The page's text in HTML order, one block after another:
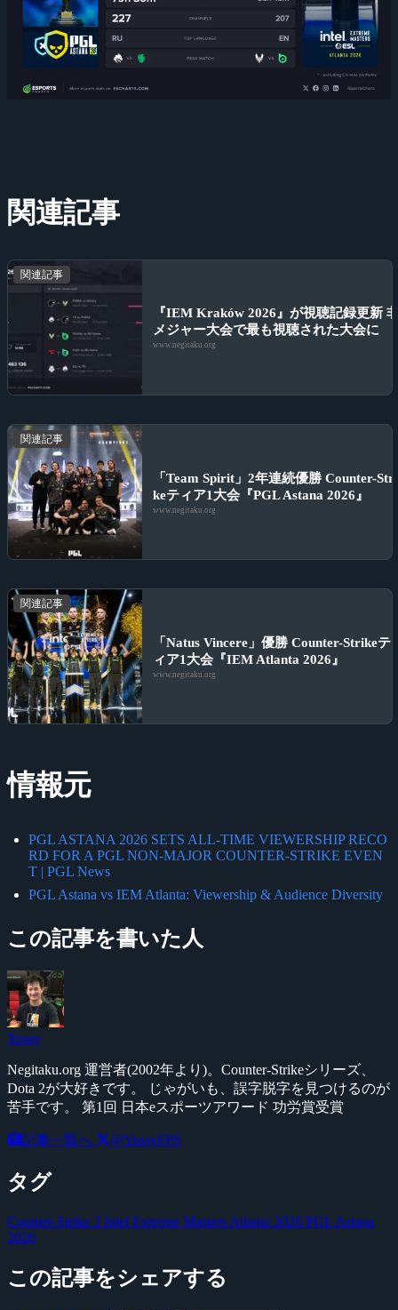
関連記事
関連記事
『IEM Kraków 2026』が視聴記録更新
メジャー大会で最も視聴された大会に
www.negitaku.org
関連記事
「Team Spirit」2年連続優勝 Counter-Stri
keティア1大会『PGL Astana 2026』
www.negitaku.org
関連記事
「Natus Vincere」優勝 Counter-Strikeテ
ィア1大会『IEM Atlanta 2026』
www.negitaku.org
情報元
PGL ASTANA 2026 SETS ALL-TIME VIEWERSHIP RECO
RD FOR A PGL NON-MAJOR COUNTER-STRIKE EVEN
T | PGL News
PGL Astana vs IEM Atlanta: Viewership & Audience Diversity
この記事を書いた人
Yossy
Negitaku.org 運営者(2002年より)。Counter-Strikeシリーズ、
Dota 2が大好きです。 じゃがいも、誤字脱字を見つけるのが
苦手です。 第1回 日本eスポーツアワード 功労賞受賞
記事一覧へ @YossyFPS
タグ
Counter-Strike 2 Intel Extreme Masters Atlanta 2026 PGL Astana
2026
この記事をシェアする